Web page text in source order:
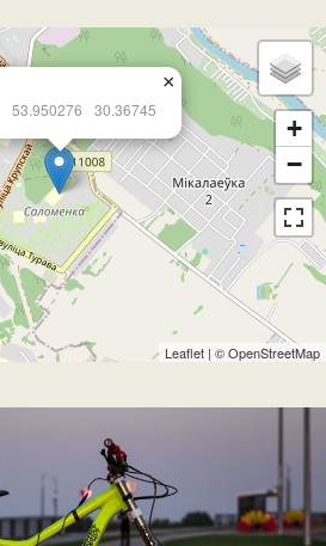
53.950276 30.36745
×
+
−
Leaflet | ©OpenStreetMap